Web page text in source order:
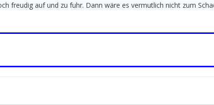
freudig auf und zu fuhr. Dann wäre es vermutlich nicht zum